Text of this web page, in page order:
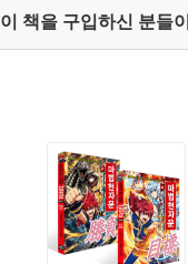
이 책을 구입하신 분들이